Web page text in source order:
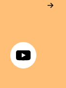
YouTube